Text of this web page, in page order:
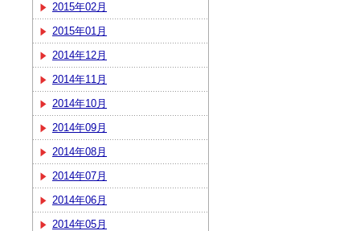
2015年02月
2015年01月
2014年12月
2014年11月
2014年10月
2014年09月
2014年08月
2014年07月
2014年06月
2014年05月